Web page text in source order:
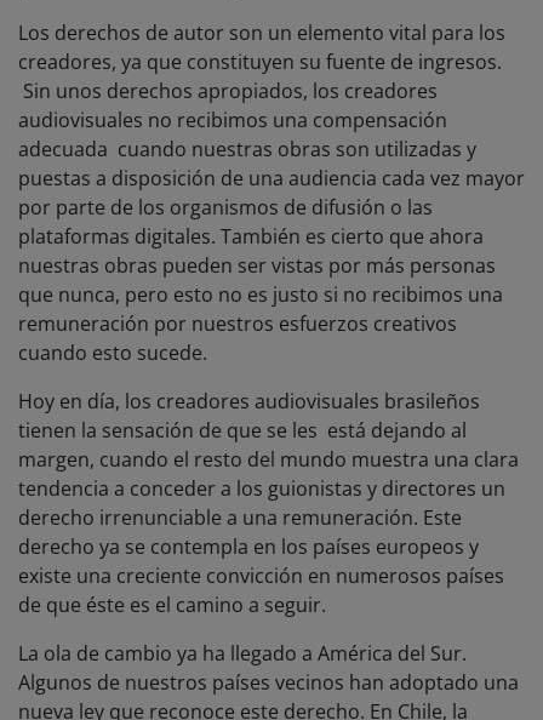
Los derechos de autor son un elemento vital para los
creadores, ya que constituyen su fuente de ingresos.
Sin unos derechos apropiados, los creadores
audiovisuales no recibimos una compensación
adecuada cuando nuestras obras son utilizadas y
puestas a disposición de una audiencia cada vez mayor
por parte de los organismos de difusión o las
plataformas digitales. También es cierto que ahora
nuestras obras pueden ser vistas por más personas
que nunca, pero esto no es justo si no recibimos una
remuneración por nuestros esfuerzos creativos
cuando esto sucede.
Hoy en día, los creadores audiovisuales brasileños
tienen la sensación de que se les está dejando al
margen, cuando el resto del mundo muestra una clara
tendencia a conceder a los guionistas y directores un
derecho irrenunciable a una remuneración. Este
derecho ya se contempla en los países europeos y
existe una creciente convicción en numerosos países
de que éste es el camino a seguir.
La ola de cambio ya ha llegado a América del Sur.
Algunos de nuestros países vecinos han adoptado una
nueva ley que reconoce este derecho. En Chile, la